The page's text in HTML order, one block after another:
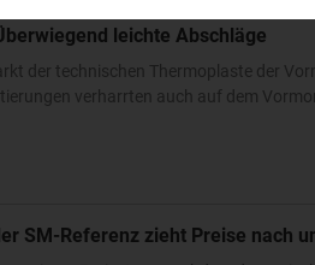
leichte Abschläge
der technischen Thermoplaste der
verharrten auch auf dem
SM-Referenz zieht Preise nach